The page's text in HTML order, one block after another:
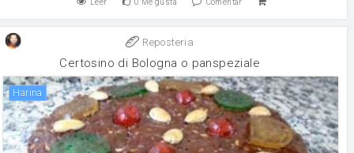
Leer 0 Me gusta Comentar
Reposteria
Certosino di Bologna o panspeziale
harina